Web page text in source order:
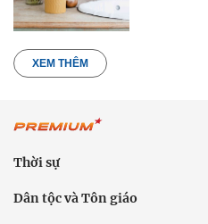
XEM THÊM
Thời sự
Dân tộc và Tôn giáo